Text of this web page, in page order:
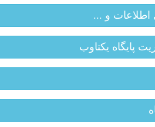
اطلاعات و ...
پایگاه یکتاوب